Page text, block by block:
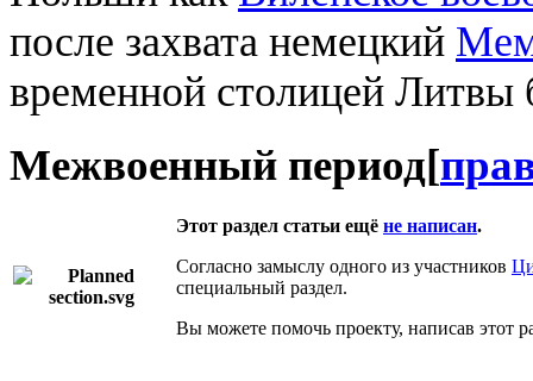
после захвата немецкий
временной столицей
Межвоенный период[
Этот раздел статьи ещё не написан.
Согласно замыслу одного из участников
специальный раздел.
Вы можете помочь проекту, написав этот